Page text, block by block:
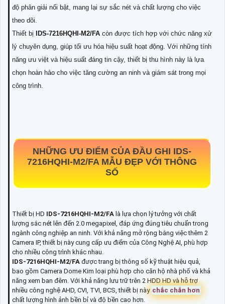
độ phân giải nổi bật, mang lại sự sắc nét và chất lượng cho việc
theo dõi.
Thiết bị
IDS-7216HQHI-M2/FA còn được tích hợp với chức năng xử
lý chuyên dụng, giúp tối ưu hóa hiệu suất hoạt động. Với những tính
năng ưu việt và hiệu suất đáng tin cậy, thiết bị thu hình này là lựa
chọn hoàn hảo cho việc tăng cường an ninh và giám sát trong mọi
công trình.
NHỮNG ƯU ĐIỂM CỦA ĐẦU GHI IDS-
7216HQHI-M2/FA MẪU ĐẸP VỚI THÔNG
SỐ
Thiết bị HD IDS-7216HQHI-M2/FA là lựa chọn lý tưởng với chất
lượng sắc nét lên đến 2.0 megapixel, đáp ứng đúng tiêu chuẩn trong
ngành công nghiệp an ninh. Với khả năng mở rộng bằng việc thêm 2
Camera IP, thiết bị này cung cấp ưu điểm của Công Nghệ AI, phù hợp
cho nhiều công trình khác nhau.
IDS-7216HQHI-M2/FA được trang bị thông số kỹ thuật hiệu quả,
bao gồm Camera Dome Kim loại phù hợp cho căn hộ nhà phố và khả
năng xem ban đêm. Với khả năng lưu trữ trên 2 HDD HD và hỗ trợ
nhiều công nghệ AHD, CVI, TVI, BCS, thiết bị này chắc chắn hơn
chất lượng hình ảnh bền bỉ và độ bền cao hơn.